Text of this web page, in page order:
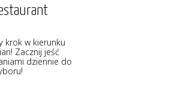
krok w kierunku
Zacznij jeść
dziennie do